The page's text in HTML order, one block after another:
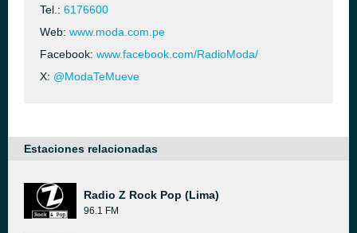
Tel.: 6176600
Web: www.moda.com.pe
Facebook: www.facebook.com/RadioModa/
X: @ModaTeMueve
Estaciones relacionadas
Radio Z Rock Pop (Lima)
96.1 FM